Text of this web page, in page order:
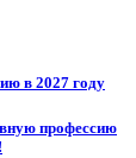
в 2027 году
профессию